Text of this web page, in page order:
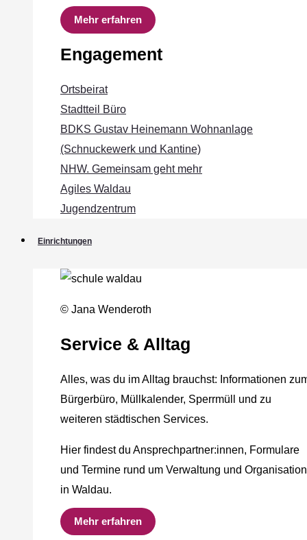
Mehr erfahren
Engagement
Ortsbeirat
Stadtteil Büro
BDKS Gustav Heinemann Wohnanlage
(Schnuckewerk und Kantine)
NHW. Gemeinsam geht mehr
Agiles Waldau
Jugendzentrum
Einrichtungen
© Jana Wenderoth
Service & Alltag
Alles, was du im Alltag brauchst: Informationen
Bürgerbüro, Müllkalender, Sperrmüll und zu
weiteren städtischen Services.
Hier findest du Ansprechpartner:innen, Formulare
und Termine rund um Verwaltung und Organisation
in Waldau.
Mehr erfahren